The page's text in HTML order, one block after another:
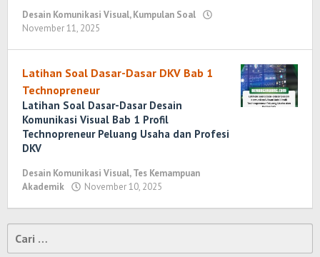
Desain Komunikasi Visual,Kumpulan Soal
November 11, 2025
Latihan Soal Dasar-Dasar DKV Bab 1
Technopreneur
Latihan Soal Dasar-Dasar Desain
Komunikasi Visual Bab 1 Profil
Technopreneur Peluang Usaha dan Profesi
DKV
Desain Komunikasi Visual,Tes Kemampuan
Akademik
November 10, 2025
Cari
untuk: